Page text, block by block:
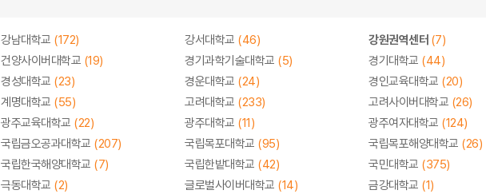
강남대학교 (172) 강서대학교 (46) 강원권역센터 (7)
건양사이버대학교 (19) 경기과학기술대학교 (5) 경기대학교 (44)
경성대학교 (23) 경운대학교 (24) 경인교육대학교 (20)
계명대학교 (55) 고려대학교 (233) 고려사이버대학교 (26)
광주교육대학교 (22) 광주대학교 (11) 광주여자대학교 (124)
국립금오공과대학교 (207) 국립목포대학교 (95) 국립목포해양대학교 (26)
국립한국해양대학교 (7) 국립한밭대학교 (42) 국민대학교 (375)
극동대학교 (2) 글로벌사이버대학교 (14) 금강대학교 (1)